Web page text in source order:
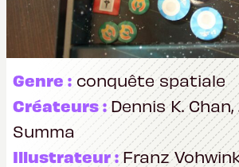
Genre : conquête spatiale
Créateurs :Dennis K.
Summa
Illustrateur :Franz